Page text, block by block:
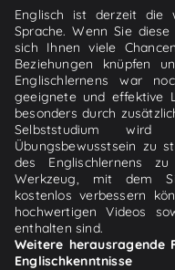
Englisch ist derzeit die
Sprache. Wenn Sie
sich Ihnen viele
Beziehungen knüpfen
Englischlernens war
geeignete und effektive
besonders durch
Selbststudium
Übungsbewusstsein zu
des Englischlernens
Werkzeug, mit dem
kostenlos verbessern
hochwertigen Videos
enthalten sind.
Weitere herausragende
Englischkenntnisse